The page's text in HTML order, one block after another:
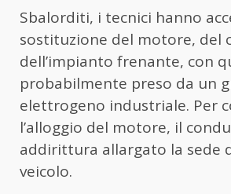
Sbalorditi, i tecnici hanno
sostituzione del motore, del
dell’impianto frenante, con
probabilmente preso da un
elettrogeno industriale. Per
l’alloggio del motore, il
addirittura allargato la sede
veicolo.